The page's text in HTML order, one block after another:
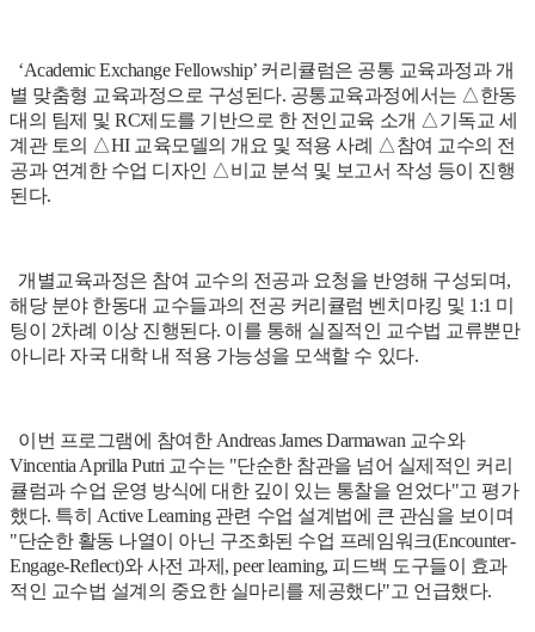
‘Academic Exchange Fellowship’ 커리큘럼은 공통 교육과정과 개
별 맞춤형 교육과정으로 구성된다. 공통교육과정에서는 △한동
대의 팀제 및 RC제도를 기반으로 한 전인교육 소개 △기독교 세
계관 토의 △HI 교육모델의 개요 및 적용 사례 △참여 교수의 전
공과 연계한 수업 디자인 △비교 분석 및 보고서 작성 등이 진행
된다.
개별교육과정은 참여 교수의 전공과 요청을 반영해 구성되며,
해당 분야 한동대 교수들과의 전공 커리큘럼 벤치마킹 및 1:1 미
팅이 2차례 이상 진행된다. 이를 통해 실질적인 교수법 교류뿐만
아니라 자국 대학 내 적용 가능성을 모색할 수 있다.
이번 프로그램에 참여한 Andreas James Darmawan 교수와
Vincentia Aprilla Putri 교수는 "단순한 참관을 넘어 실제적인 커리
큘럼과 수업 운영 방식에 대한 깊이 있는 통찰을 얻었다"고 평가
했다. 특히 Active Learning 관련 수업 설계법에 큰 관심을 보이며
"단순한 활동 나열이 아닌 구조화된 수업 프레임워크(Encounter-
Engage-Reflect)와 사전 과제, peer learning, 피드백 도구들이 효과
적인 교수법 설계의 중요한 실마리를 제공했다"고 언급했다.